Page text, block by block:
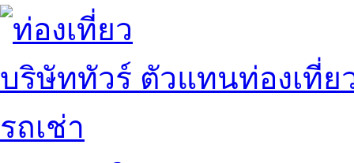
บริษัททัวร์ ตัวแทนท่องเที่ย
รถเช่า